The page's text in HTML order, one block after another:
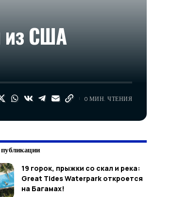
из США
0 МИН. ЧТЕНИЯ
19 горок, прыжки со скал и река:
Great Tides Waterpark откроется
на Багамах!